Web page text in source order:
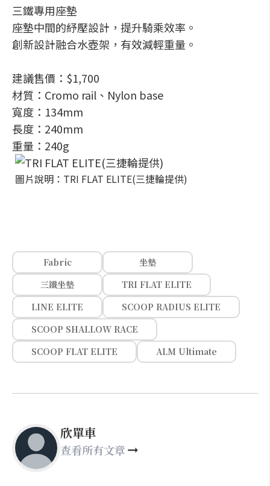
三鐵專用座墊
座墊中間的紓壓設計，提升騎乘效率。
創新設計融合水壺架，有效減輕重量。
建議售價：$1,700
材質：Cromo rail、Nylon base
寬度：134mm
長度：240mm
重量：240g
圖片說明：TRI FLAT ELITE(三捷輪提供)
Fabric
坐墊
三鐵坐墊
TRI FLAT ELITE
LINE ELITE
SCOOP RADIUS ELITE
SCOOP SHALLOW RACE
SCOOP FLAT ELITE
ALM Ultimate
欣單車
查看所有文章